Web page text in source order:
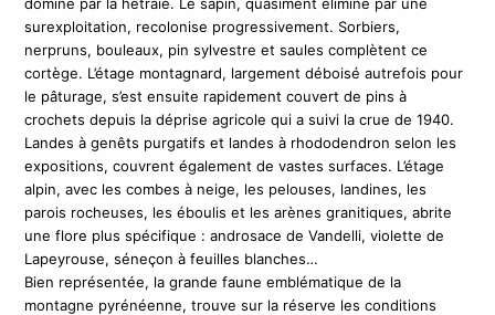
surexploitation, recolonise progressivement. Sorbiers,
nerpruns, bouleaux, pin sylvestre et saules complètent ce
cortège. L’étage montagnard, largement déboisé autrefois pour
le pâturage, s’est ensuite rapidement couvert de pins à
crochets depuis la déprise agricole qui a suivi la crue de 1940.
Landes à genêts purgatifs et landes à rhododendron selon les
expositions, couvrent également de vastes surfaces. L’étage
alpin, avec les combes à neige, les pelouses, landines, les
parois rocheuses, les éboulis et les arènes granitiques, abrite
une flore plus spécifique : androsace de Vandelli, violette de
Lapeyrouse, séneçon à feuilles blanches…
Bien représentée, la grande faune emblématique de la
montagne pyrénéenne, trouve sur la réserve les conditions